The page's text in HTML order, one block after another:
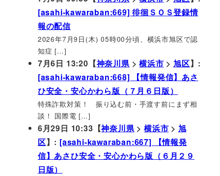
[asahi-kawaraban:669] 徘徊ＳＯＳ登録情
報の配信
2026年7月9日(木) 05時00分頃、横浜市旭区で認
知症 […]
7月6日 13:20【神奈川県>横浜市 > 旭区】:
[asahi-kawaraban:668] 【情報発信】あさ
ひ安全・安心かわら版（７月６日版）
特殊詐欺対策！ 振り込む前・手渡す前にまず相
談！ 国際電 […]
6月29日 10:33【神奈川県>横浜市 > 旭
区】: [asahi-kawaraban:667] 【情報発
信】あさひ安全・安心かわら版（６月２９
日版）